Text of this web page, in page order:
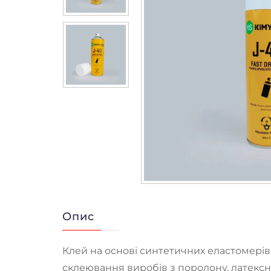
Опис
Клей на основі синтетичних
склеювання виробів з поролону,